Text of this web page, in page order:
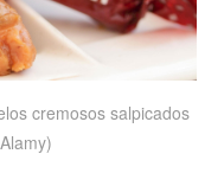
cremosos salpicados